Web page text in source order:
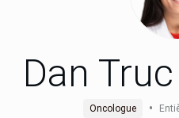
Dan
Oncologue •